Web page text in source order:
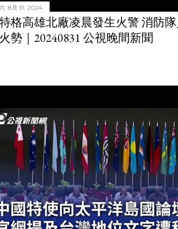
, 8月 31, 2024
格高雄北廠凌晨發生火警 消防
勢｜20240831 公視晚間新聞